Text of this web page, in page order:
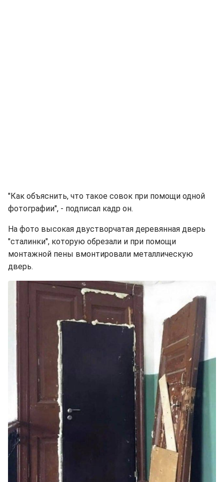
"Как объяснить, что такое совок при помощи одной
фотографии", - подписал кадр он.
На фото высокая двустворчатая деревянная дверь
"сталинки", которую обрезали и при помощи
монтажной пены вмонтировали металлическую
дверь.